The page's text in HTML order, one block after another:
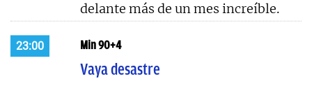
delante más de un mes increíble.
23:00 Min 90+4
Vaya desastre